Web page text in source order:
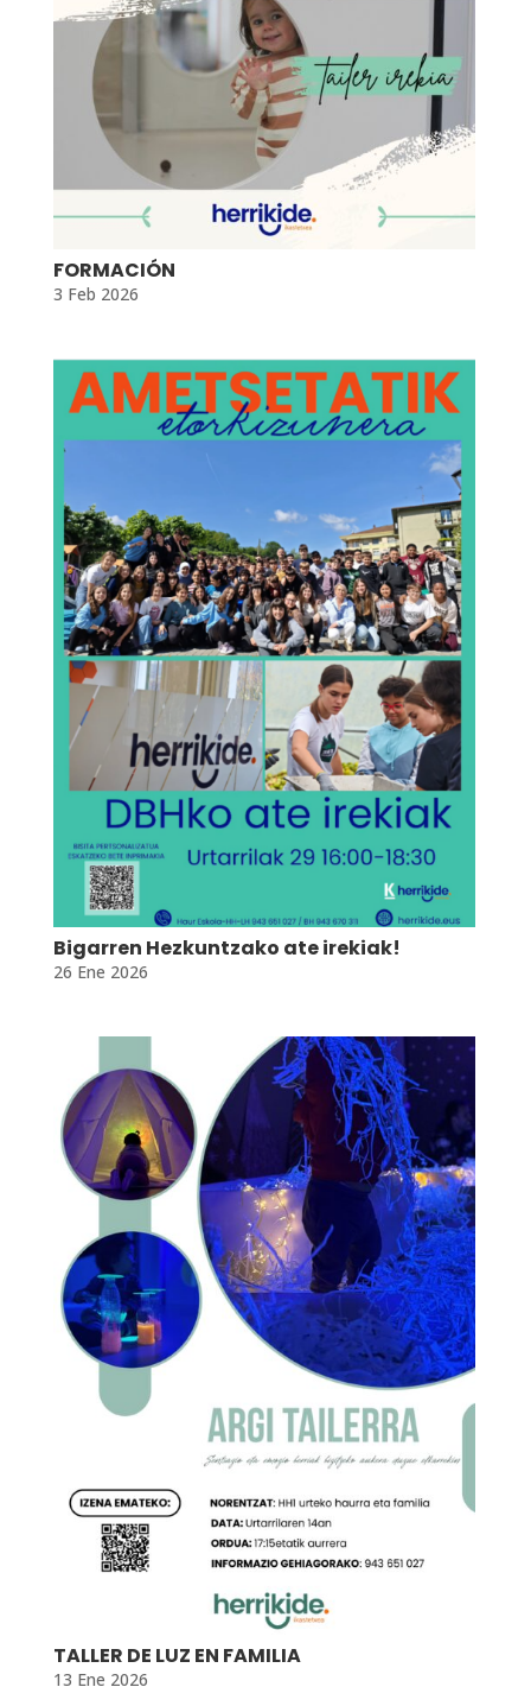
FORMACIÓN
3 Feb 2026
Bigarren Hezkuntzako ate irekiak!
26 Ene 2026
TALLER DE LUZ EN FAMILIA
13 Ene 2026